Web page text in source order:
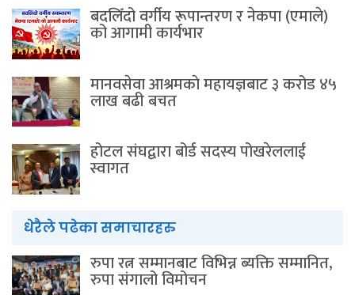
बदलिँदो वर्गीय रूपान्तरण र नेकपा (एमाले)
को आगामी कार्यभार
मानवसेवा आश्रमकाे‌ महायज्ञबाट ३ करोड ४५
लाख बढी बचत
होटल संघद्वारा बोर्ड सदस्य पोखरेललाई
स्वागत
धेरैले पढेका समाचारहरु
रुपा रत्न सम्मानबाट विभिन्न ब्यक्ति सम्मानित,
रुपा संगालो विमोचन